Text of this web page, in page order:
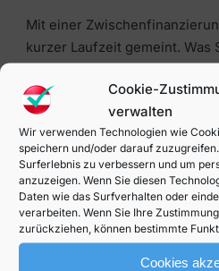
Cookie-
verwalten
Wir verwenden Technologien wie
speichern und/oder darauf
Surferlebnis zu verbessern und um
anzuzeigen. Wenn Sie diesen
Daten wie das Surfverhalten oder
verarbeiten. Wenn Sie Ihre
zurückziehen, können bestimmte
Cookies
Mit einer
kurzer Laufzeit gemeint. Was
Wichtigste auf einen Blick
Zwischenfinanzierung? Eine
dient einer kurzzeitigen
beim Immobilienkauf oder
dabei überbrückt?Meist wird
Zwischenfinanzierung
Eigenkapital bei einer
27. Januar 2022